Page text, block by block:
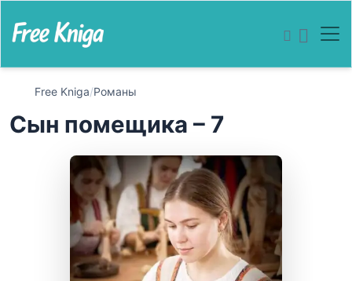
Free Kniga/Романы
Сын помещика – 7